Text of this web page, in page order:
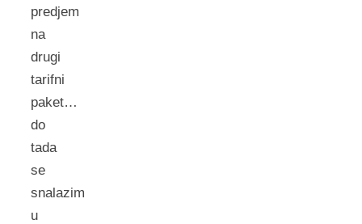
predjem
na
drugi
tarifni
paket…
do
tada
se
snalazim
u